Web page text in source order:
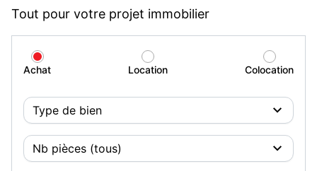
Tout pour votre projet immobilier
Achat Location Colocation